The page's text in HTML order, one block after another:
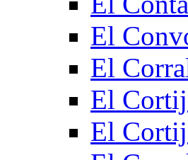
El
El
El
El